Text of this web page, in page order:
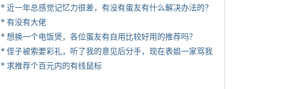
* 近一年总感觉记忆力很差，有没有蛋友有什么解决办法的？
* 有没有大佬
* 想换一个电饭煲，各位蛋友有自用比较好用的推荐吗？
* 侄子被索要彩礼，听了我的意见后分手，现在表姐一家骂我
* 求推荐个百元内的有线鼠标